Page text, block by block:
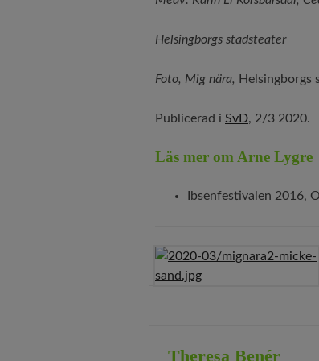
Helsingborgs stadsteater
Foto, Mig nära, Helsingborgs
Publicerad i SvD, 2/3 2020.
Läs mer om Arne Lygre
Ibsenfestivalen 2016,
Theresa Benér